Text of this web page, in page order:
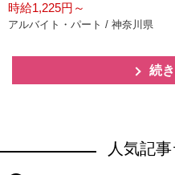
時給1,225円～
アルバイト・パート / 神奈川県
続
人気記